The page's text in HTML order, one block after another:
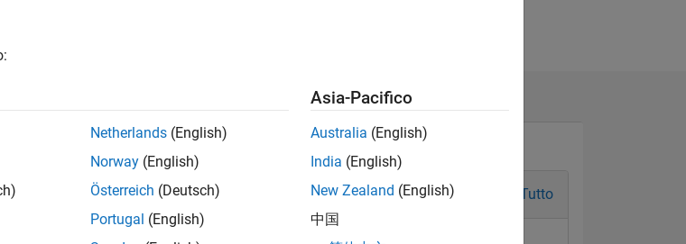
Tutto
Netherlands (English)
Norway (English)
Österreich (Deutsch)
Portugal (English)
Asia-Pacifico
Australia (English)
India (English)
New Zealand (English)
中国